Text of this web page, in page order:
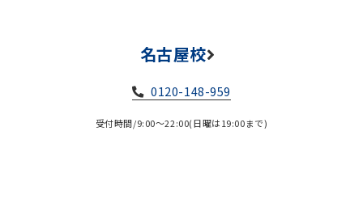
名古屋校
0120-148-959
受付時間/9:00～22:00(日曜は19:00まで)